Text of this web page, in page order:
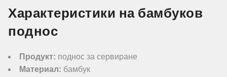
Характеристики на бамбуков
поднос
Продукт: поднос за сервиране
Материал: бамбук